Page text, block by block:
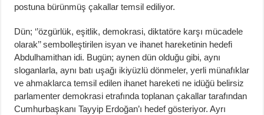
postuna bürünmüş çakallar temsil ediliyor.
Dün; ‘’özgürlük, eşitlik, demokrasi, diktatöre karşı mücadele
olarak’’ sembolleştirilen isyan ve ihanet hareketinin hedefi
Abdulhamithan idi. Bugün; aynen dün olduğu gibi, aynı
sloganlarla, aynı batı uşağı ikiyüzlü dönmeler, yerli münafıklar
ve ahmaklarca temsil edilen ihanet hareketi ne idüğü belirsiz
parlamenter demokrasi etrafında toplanan çakallar tarafından
Cumhurbaşkanı Tayyip Erdoğan’ı hedef gösteriyor. Ayrı